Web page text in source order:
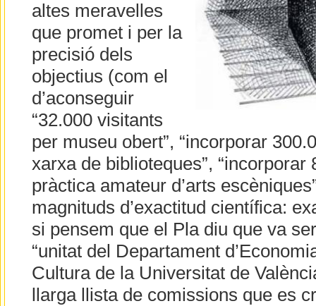
altes meravelles
que promet i per la
precisió dels
objectius (com el
d’aconseguir
“32.000 visitants
per museu obert”, “incorporar
xarxa de biblioteques”, “incorporar
pràctica amateur d’arts
magnituds d’exactitud científica:
si pensem que el Pla diu que va
“unitat del Departament
Cultura de la Universitat de
llarga llista de comissions que es